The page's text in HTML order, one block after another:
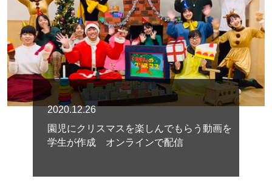
2020.12.26
園児にクリスマスを楽しんでもらう動画を
学生が作成 オンラインで配信